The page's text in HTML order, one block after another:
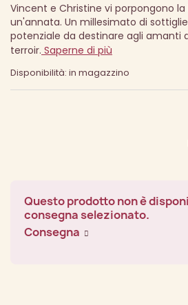
Vincent e Christine vi porpongono
un'annata. Un millesimato di
potenziale da destinare agli amanti
terroir. Saperne di più
Disponibilità: in magazzino
Questo prodotto non è
consegna selezionato.
Consegna